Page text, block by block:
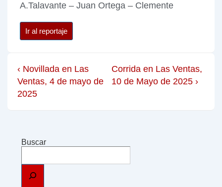
A.Talavante – Juan Ortega – Clemente
Ir al reportaje
‹ Novillada en Las
Ventas, 4 de mayo de
2025
Corrida en Las Ventas,
10 de Mayo de 2025 ›
Buscar